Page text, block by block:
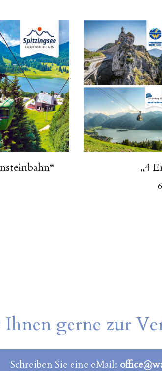
„4
gerne zur
Schreiben Sie eine eMail: